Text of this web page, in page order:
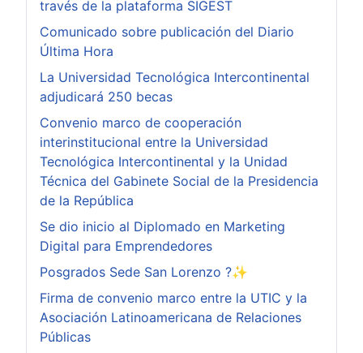
través de la plataforma SIGEST
Comunicado sobre publicación del Diario
Última Hora
La Universidad Tecnológica Intercontinental
adjudicará 250 becas
Convenio marco de cooperación
interinstitucional entre la Universidad
Tecnológica Intercontinental y la Unidad
Técnica del Gabinete Social de la Presidencia
de la República
Se dio inicio al Diplomado en Marketing
Digital para Emprendedores
Posgrados Sede San Lorenzo ?✨
Firma de convenio marco entre la UTIC y la
Asociación Latinoamericana de Relaciones
Públicas